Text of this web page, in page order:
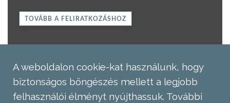
TOVÁBB A FELIRATKOZÁSHOZ
A weboldalon cookie-kat használunk, hogy
biztonságos böngészés mellett a legjobb
felhasználói élményt nyújthassuk. További